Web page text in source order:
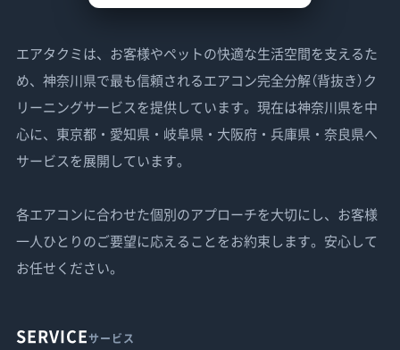
エアタクミは、お客様やペットの快適な生活空間を支えるた
め、神奈川県で最も信頼されるエアコン完全分解（背抜き）ク
リーニングサービスを提供しています。現在は神奈川県を中
心に、東京都・愛知県・岐阜県・大阪府・兵庫県・奈良県へ
サービスを展開しています。
各エアコンに合わせた個別のアプローチを大切にし、お客様
一人ひとりのご要望に応えることをお約束します。安心して
お任せください。
SERVICEサービス